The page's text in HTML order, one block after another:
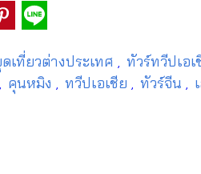
เที่ยวต่างประเทศ ทัวร์ทวีปเอเ
คุนหมิง ทวีปเอเชีย ทัวร์จีน